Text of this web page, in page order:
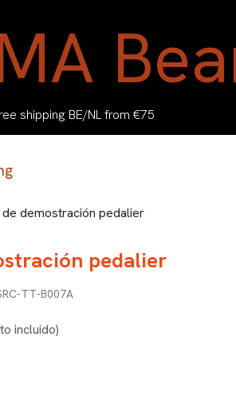
shipping BE/NL from €75
pedalier
TT-B007A
incluido)